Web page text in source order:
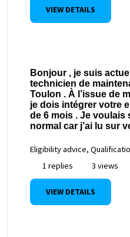
VIEW DETAILS
Bonjour , je suis
technicien de
Toulon . À l’issue de
je dois intégrer votre
de 6 mois . Je voulais
normal car j’ai lu sur
Eligibility advice,
1 replies
3 views
VIEW DETAILS